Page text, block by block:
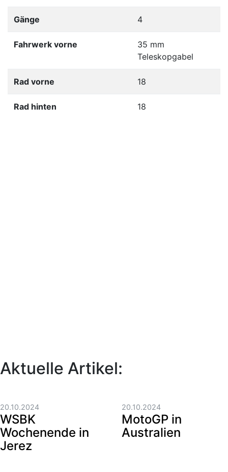
Gänge 4
Fahrwerk vorne
35 mm
Teleskopgabel
Rad vorne 18
Rad hinten 18
Aktuelle Artikel:
20.10.2024
WSBK
Wochenende in
Jerez
20.10.2024
MotoGP in
Australien